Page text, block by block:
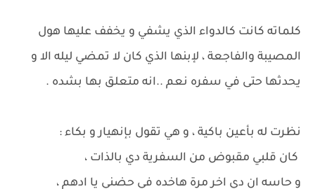
كلماته كانت كالدواء الذي يشفي و يخفف عليها هول
المصيبة والفاجعة ، لإبنها الذي كان لا تمضي ليله الا و
يحدثها حتى في سفره نعم ..انه متعلق بها بشده .
نظرت له بأعين باكية ، و هي تقول بإنهيار و بكاء :
كان قلبي مقبوض من السفرية دي بالذات ،
و حاسه ان دي اخر مرة هاخده في حضني يا ادهم ،